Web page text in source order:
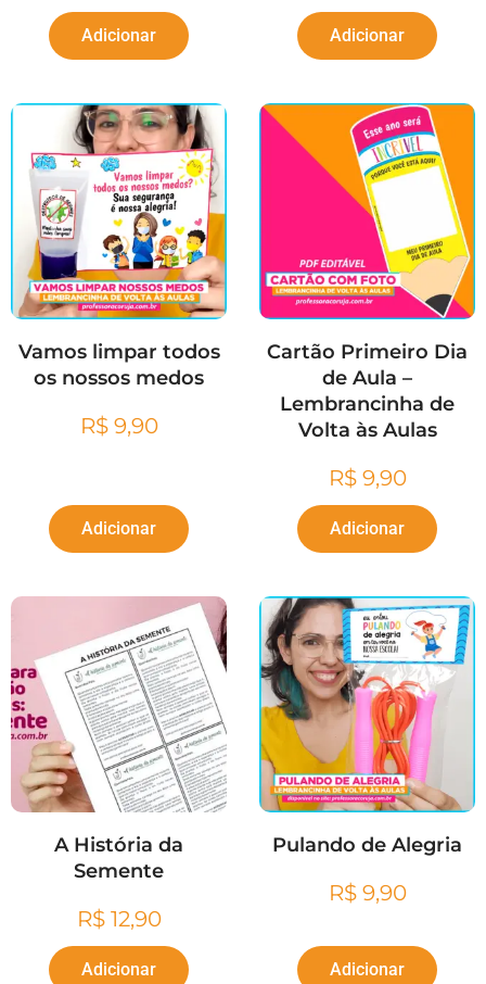
Adicionar Adicionar
Vamos limpar todos
os nossos medos
R$9,90
Adicionar
Cartão Primeiro Dia
de Aula –
Lembrancinha de
Volta às Aulas
R$9,90
Adicionar
A História da
Semente
R$12,90
Adicionar
Pulando de Alegria
R$9,90
Adicionar